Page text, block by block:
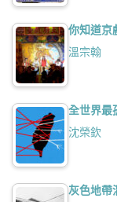
你知道京
溫宗翰
全世界最
沈榮欽
灰色地帶